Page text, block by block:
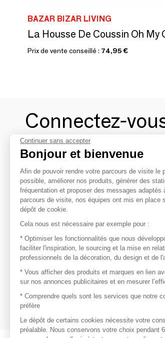
BAZAR BIZAR LIVING
Prix de vente conseillé : 74,95 €
Connectez-
contacter les
Afin de profiter au mieux de
avec vos marques préférées, créez-
Découvrir
Les produits de milliers de
S'inspirer
Inspiration et sélections
Contacter
Continuer sans accepter
Bonjour et bienvenue
Afin de pouvoir rendre votre parcours de visite le
possible, améliorer nos produits, générer des
fréquentation et proposer des messages adaptés
parcours de visite, nos équipes ont mis en place
dépôt de cookie.
Cela nous est nécessaire par exemple pour :
* Optimiser les fonctionnalités que nous
faciliter l'inspiration, le sourcing et la mise en
professionnels de la décoration, du design et de
* Vous afficher des produits et marques en lien
sur nos annonces publicitaires et en mesurer
* Comprendre quels sont les services que notre
préfère
Le dépôt de certains cookies nécessite votre
préalable. Nous conservons votre choix pendant